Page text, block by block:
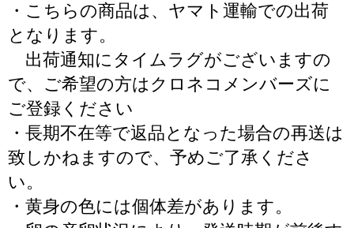
・こちらの商品は、ヤマト運輸での出荷
となります。
出荷通知にタイムラグがございますの
で、ご希望の方はクロネコメンバーズに
ご登録ください
・長期不在等で返品となった場合の再送は
致しかねますので、予めご了承くださ
い。
・黄身の色には個体差があります。